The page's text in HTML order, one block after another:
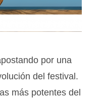
por una
del festival.
más potentes del